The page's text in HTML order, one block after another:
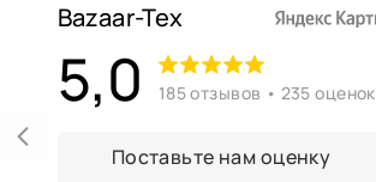
Bazaar-Tex
5,0 185 отзывов • 235 оценок
Поставьте нам оценку